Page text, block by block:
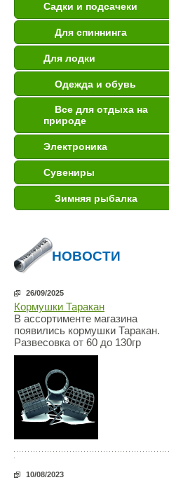
Садки и подсачеки
Для спиннинга
Для лодки
Одежда и обувь
Все для отдыха на
природе
Электроника
Сувениры
Зимняя рыбалка
НОВОСТИ
26/09/2025
Кормушки Таракан
В ассортименте магазина
появились кормушки Таракан.
Развесовка от 60 до 130гр
10/08/2023